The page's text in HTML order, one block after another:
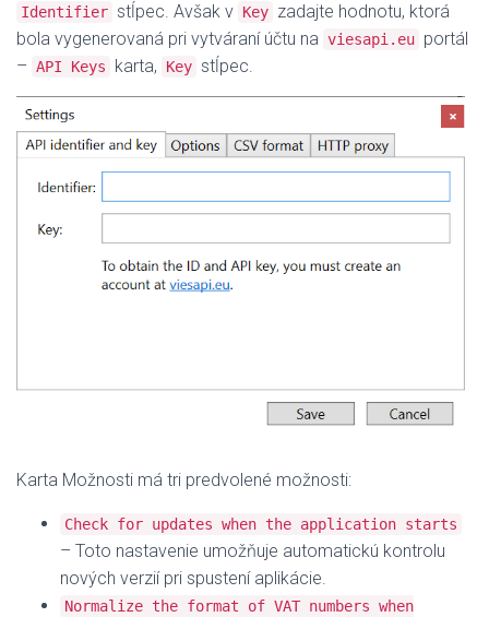
Identifier stĺpec. Avšak v Key zadajte hodnotu, ktorá
bola vygenerovaná pri vytváraní účtu na viesapi.eu portál
– API Keys karta, Key stĺpec.
Karta Možnosti má tri predvolené možnosti:
Check for updates when the application starts
– Toto nastavenie umožňuje automatickú kontrolu
nových verzií pri spustení aplikácie.
Normalize the format of VAT numbers when